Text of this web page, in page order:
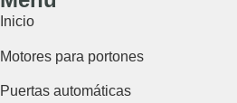
Inicio
Motores para portones
Puertas automáticas